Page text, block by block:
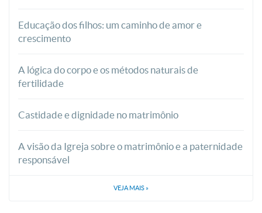
Educação dos filhos: um caminho de amor e
crescimento
A lógica do corpo e os métodos naturais de
fertilidade
Castidade e dignidade no matrimônio
A visão da Igreja sobre o matrimônio e a paternidade
responsável
VEJA MAIS »